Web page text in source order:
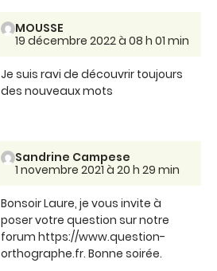
MOUSSE
19 décembre 2022 à 08 h 01 min
Je suis ravi de découvrir toujours
des nouveaux mots
Sandrine Campese
1 novembre 2021 à 20 h 29 min
Bonsoir Laure, je vous invite à
poser votre question sur notre
forum https://www.question-
orthographe.fr. Bonne soirée.